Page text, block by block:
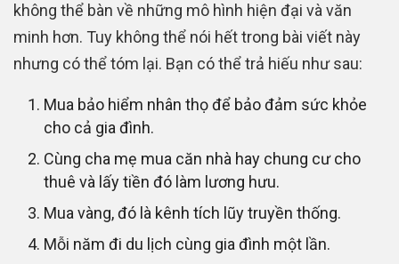
không thể bàn về những mô hình hiện đại và văn
minh hơn. Tuy không thể nói hết trong bài viết này
nhưng có thể tóm lại. Bạn có thể trả hiếu như sau:
Mua bảo hiểm nhân thọ để bảo đảm sức khỏe
cho cả gia đình.
Cùng cha mẹ mua căn nhà hay chung cư cho
thuê và lấy tiền đó làm lương hưu.
Mua vàng, đó là kênh tích lũy truyền thống.
Mỗi năm đi du lịch cùng gia đình một lần.